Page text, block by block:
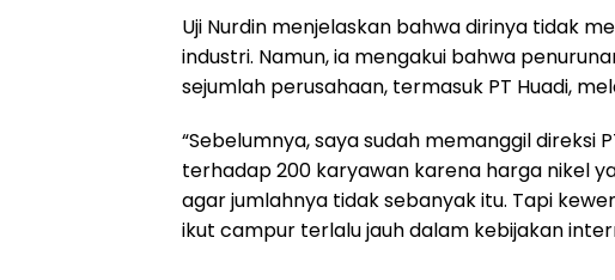
Uji Nurdin menjelaskan bahwa dirinya tidak
industri. Namun, ia mengakui bahwa
sejumlah perusahaan, termasuk PT Huadi,
“Sebelumnya, saya sudah memanggil direksi
terhadap 200 karyawan karena harga nikel
agar jumlahnya tidak sebanyak itu. Tapi
ikut campur terlalu jauh dalam kebijakan